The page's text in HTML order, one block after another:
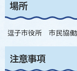
場所
逗子市役所 市民協働
注意事項